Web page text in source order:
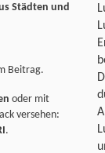
Städten und
Beitrag.
oder mit
versehen:
.